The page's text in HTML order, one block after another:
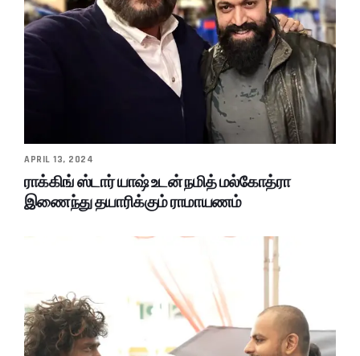
APRIL 13, 2024
ராக்கிங் ஸ்டார் யாஷ் உடன் நமித் மல்கோத்ரா
இணைந்து தயாரிக்கும் ராமாயணம்